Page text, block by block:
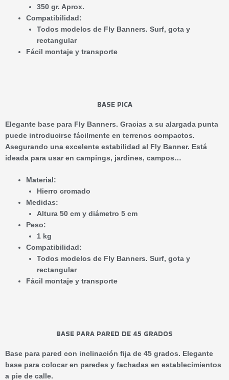
350 gr. Aprox.
Compatibilidad:
Todos modelos de Fly Banners. Surf, gota y
rectangular
Fácil montaje y transporte
BASE PICA
Elegante base para Fly Banners. Gracias a su alargada punta
puede introducirse fácilmente en terrenos compactos.
Asegurando una excelente estabilidad al Fly Banner. Está
ideada para usar en campings, jardines, campos…
Material:
Hierro cromado
Medidas:
Altura 50 cm y diámetro 5 cm
Peso:
1 kg
Compatibilidad:
Todos modelos de Fly Banners. Surf, gota y
rectangular
Fácil montaje y transporte
BASE PARA PARED DE 45 GRADOS
Base para pared con inclinación fija de 45 grados. Elegante
base para colocar en paredes y fachadas en establecimientos
a pie de calle.